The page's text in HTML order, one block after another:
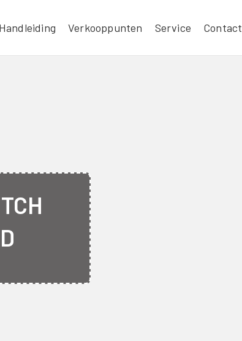
Handleiding Verkooppunten Service Contact